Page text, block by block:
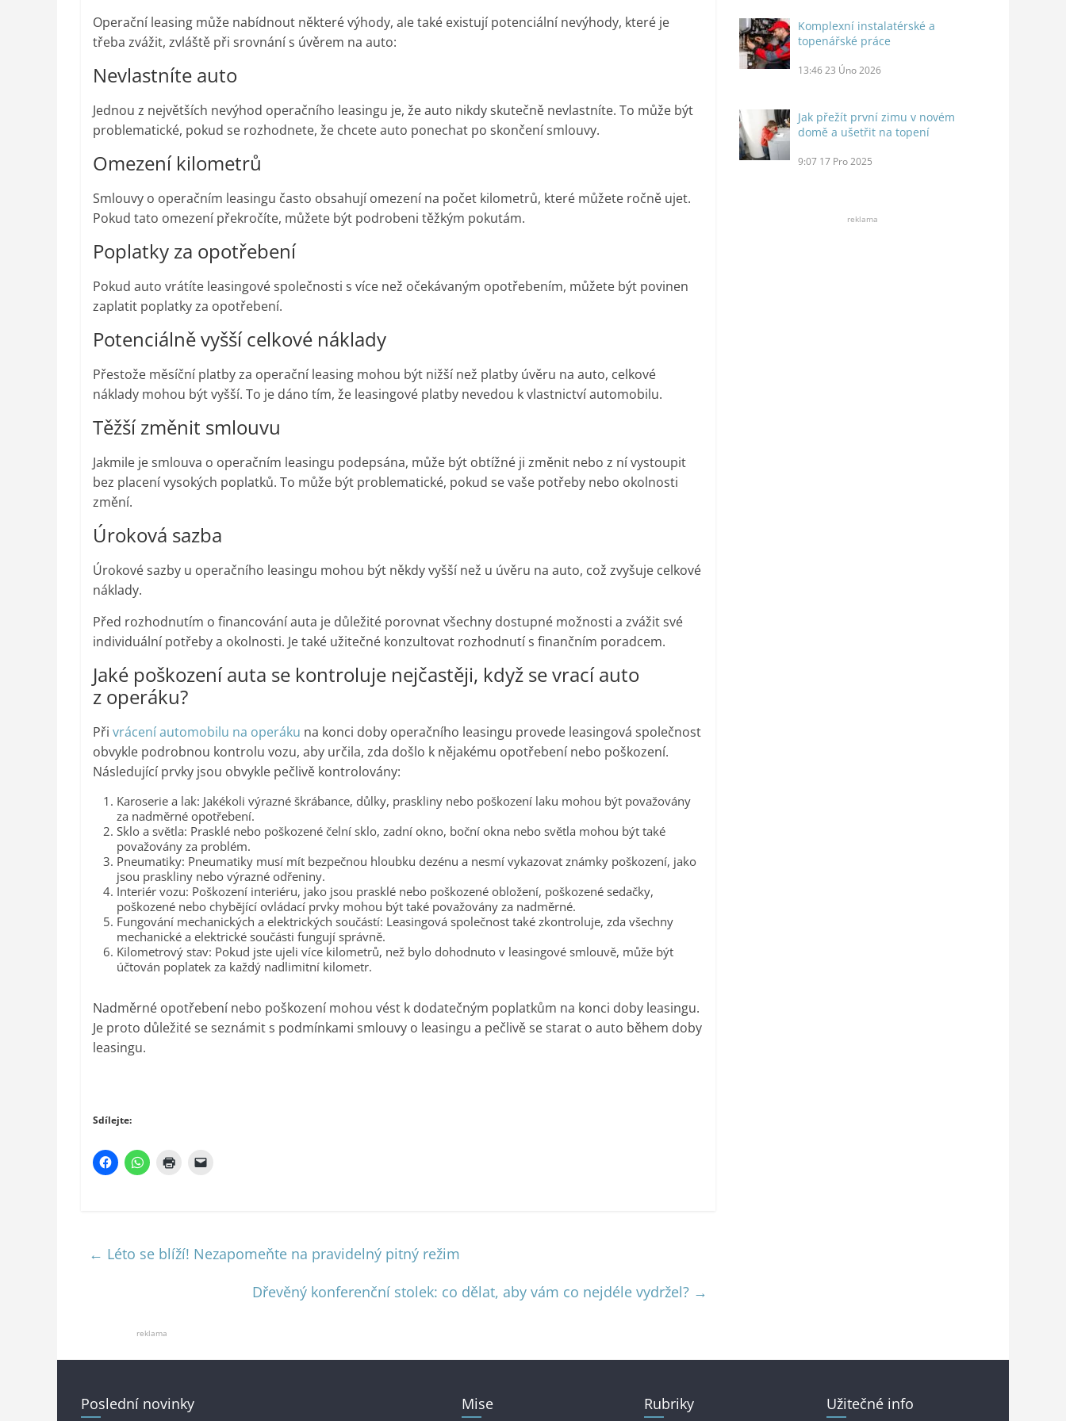
Operační leasing může nabídnout některé výhody, ale také existují potenciální nevýhody, které je
třeba zvážit, zvláště při srovnání s úvěrem na auto:
Nevlastníte auto
Jednou z největších nevýhod operačního leasingu je, že auto nikdy skutečně nevlastníte. To může být
problematické, pokud se rozhodnete, že chcete auto ponechat po skončení smlouvy.
Omezení kilometrů
Smlouvy o operačním leasingu často obsahují omezení na počet kilometrů, které můžete ročně ujet.
Pokud tato omezení překročíte, můžete být podrobeni těžkým pokutám.
Poplatky za opotřebení
Pokud auto vrátíte leasingové společnosti s více než očekávaným opotřebením, můžete být povinen
zaplatit poplatky za opotřebení.
Potenciálně vyšší celkové náklady
Přestože měsíční platby za operační leasing mohou být nižší než platby úvěru na auto, celkové
náklady mohou být vyšší. To je dáno tím, že leasingové platby nevedou k vlastnictví automobilu.
Těžší změnit smlouvu
Jakmile je smlouva o operačním leasingu podepsána, může být obtížné ji změnit nebo z ní vystoupit
bez placení vysokých poplatků. To může být problematické, pokud se vaše potřeby nebo okolnosti
změní.
Úroková sazba
Úrokové sazby u operačního leasingu mohou být někdy vyšší než u úvěru na auto, což zvyšuje celkové
náklady.
Před rozhodnutím o financování auta je důležité porovnat všechny dostupné možnosti a zvážit své
individuální potřeby a okolnosti. Je také užitečné konzultovat rozhodnutí s finančním poradcem.
Jaké poškození auta se kontroluje nejčastěji, když se vrací auto
z operáku?
Při vrácení automobilu na operáku na konci doby operačního leasingu provede leasingová společnost
obvykle podrobnou kontrolu vozu, aby určila, zda došlo k nějakému opotřebení nebo poškození.
Následující prvky jsou obvykle pečlivě kontrolovány:
Karoserie a lak: Jakékoli výrazné škrábance, důlky, praskliny nebo poškození laku mohou být považovány
za nadměrné opotřebení.
Sklo a světla: Prasklé nebo poškozené čelní sklo, zadní okno, boční okna nebo světla mohou být také
považovány za problém.
Pneumatiky: Pneumatiky musí mít bezpečnou hloubku dezénu a nesmí vykazovat známky poškození, jako
jsou praskliny nebo výrazné odřeniny.
Interiér vozu: Poškození interiéru, jako jsou prasklé nebo poškozené obložení, poškozené sedačky,
poškozené nebo chybějící ovládací prvky mohou být také považovány za nadměrné.
Fungování mechanických a elektrických součástí: Leasingová společnost také zkontroluje, zda všechny
mechanické a elektrické součásti fungují správně.
Kilometrový stav: Pokud jste ujeli více kilometrů, než bylo dohodnuto v leasingové smlouvě, může být
účtován poplatek za každý nadlimitní kilometr.
Nadměrné opotřebení nebo poškození mohou vést k dodatečným poplatkům na konci doby leasingu.
Je proto důležité se seznámit s podmínkami smlouvy o leasingu a pečlivě se starat o auto během doby
leasingu.
Sdílejte:
← Léto se blíží! Nezapomeňte na pravidelný pitný režim
Dřevěný konferenční stolek: co dělat, aby vám co nejdéle vydržel? →
Komplexní instalatérské a
topenářské práce
13:46 23 Úno 2026
Jak přežít první zimu v novém
domě a ušetřit na topení
9:07 17 Pro 2025
reklama
reklama
Poslední novinky Mise Rubriky Užitečné info